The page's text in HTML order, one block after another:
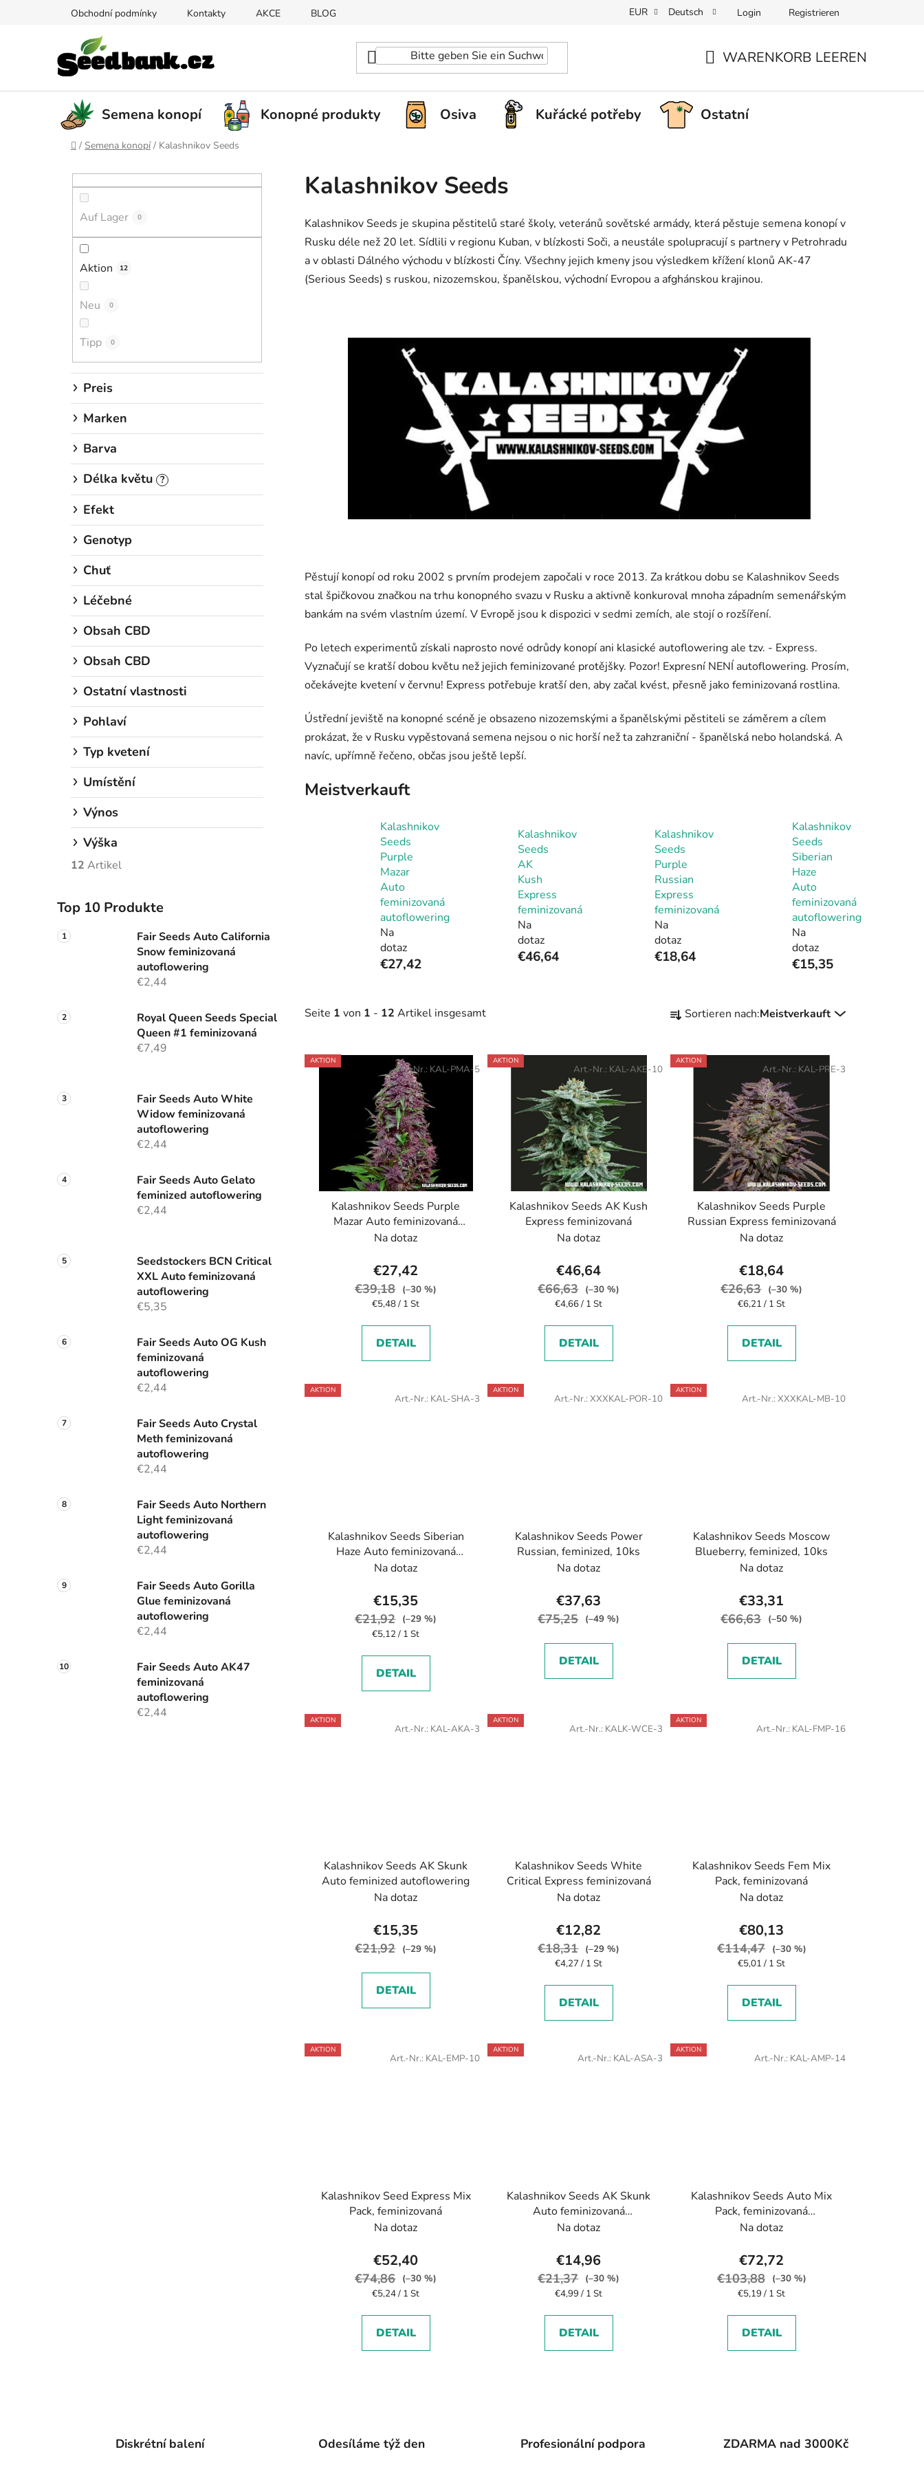
Obchodní podmínky Kontakty AKCE BLOG EUR Deutsch Login Registrieren
WARENKORB LEEREN
Semena konopí Konopné produkty Osiva Kuřácké potřeby Ostatní
Startseite
/ Semena konopí / Kalashnikov Seeds
Auf Lager 0
Aktion 12
Neu 0
Tipp 0
Preis
Marken
Barva
Délka květu ?
Efekt
Genotyp
Chuť
Léčebné
Obsah CBD
Obsah CBD
Ostatní vlastnosti
Pohlaví
Typ kvetení
Umístění
Výnos
Výška
12 Artikel
Top 10 Produkte
Fair Seeds Auto California
Snow feminizovaná
autoflowering
€2,44
Royal Queen Seeds Special
Queen #1 feminizovaná
€7,49
Fair Seeds Auto White
Widow feminizovaná
autoflowering
€2,44
Fair Seeds Auto Gelato
feminized autoflowering
€2,44
Seedstockers BCN Critical
XXL Auto feminizovaná
autoflowering
€5,35
Fair Seeds Auto OG Kush
feminizovaná
autoflowering
€2,44
Fair Seeds Auto Crystal
Meth feminizovaná
autoflowering
€2,44
Fair Seeds Auto Northern
Light feminizovaná
autoflowering
€2,44
Fair Seeds Auto Gorilla
Glue feminizovaná
autoflowering
€2,44
Fair Seeds Auto AK47
feminizovaná
autoflowering
€2,44
Kalashnikov Seeds
Kalashnikov Seeds je skupina pěstitelů staré školy, veteránů sovětské armády, která pěstuje semena konopí v
Rusku déle než 20 let. Sídlili v regionu Kuban, v blízkosti Soči, a neustále spolupracují s partnery v Petrohradu
a v oblasti Dálného východu v blízkosti Číny. Všechny jejich kmeny jsou výsledkem křížení klonů AK-47
(Serious Seeds) s ruskou, nizozemskou, španělskou, východní Evropou a afghánskou krajinou.
Pěstují konopí od roku 2002 s prvním prodejem započali v roce 2013. Za krátkou dobu se Kalashnikov Seeds
stal špičkovou značkou na trhu konopného svazu v Rusku a aktivně konkuroval mnoha západním semenářským
bankám na svém vlastním území. V Evropě jsou k dispozici v sedmi zemích, ale stojí o rozšíření.
Po letech experimentů získali naprosto nové odrůdy konopí ani klasické autoflowering ale tzv. - Express.
Vyznačují se kratší dobou květu než jejich feminizované protějšky. Pozor! Expresní NENÍ autoflowering. Prosím,
očekávejte kvetení v červnu! Express potřebuje kratší den, aby začal kvést, přesně jako feminizovaná rostlina.
Ústřední jeviště na konopné scéně je obsazeno nizozemskými a španělskými pěstiteli se záměrem a cílem
prokázat, že v Rusku vypěstovaná semena nejsou o nic horší než ta zahzraniční - španělská nebo holandská. A
navíc, upřímně řečeno, občas jsou ještě lepší.
Meistverkauft
Kalashnikov
Seeds
Purple
Mazar
Auto
feminizovaná
autoflowering
Na
dotaz
€27,42
Kalashnikov
Seeds
AK
Kush
Express
feminizovaná
Na
dotaz
€46,64
Kalashnikov
Seeds
Purple
Russian
Express
feminizovaná
Na
dotaz
€18,64
Kalashnikov
Seeds
Siberian
Haze
Auto
feminizovaná
autoflowering
Na
dotaz
€15,35
Seite 1 von 1 - 12 Artikel insgesamt
r
d
u
Sortieren nach:Meistverkauft
L
i
AKTION
Kalashnikov Seeds Purple
Mazar Auto feminizovaná
autoflowering
Na dotaz
€27,42
€39,18 (–30 %)
Verkaufspreis:
€5,48 / 1 St
DETAIL
Art.-Nr.: KAL-PMA-5
AKTION
Kalashnikov Seeds AK Kush
Express feminizovaná
Na dotaz
€46,64
€66,63 (–30 %)
Verkaufspreis:
€4,66 / 1 St
DETAIL
Art.-Nr.: KAL-AKE-10
AKTION
Kalashnikov Seeds Purple
Russian Express feminizovaná
Na dotaz
€18,64
€26,63 (–30 %)
Verkaufspreis:
€6,21 / 1 St
DETAIL
Art.-Nr.: KAL-PRE-3
AKTION
Kalashnikov Seeds Siberian
Haze Auto feminizovaná
autoflowering
Na dotaz
€15,35
€21,92 (–29 %)
Verkaufspreis:
€5,12 / 1 St
DETAIL
Art.-Nr.: KAL-SHA-3
AKTION
Kalashnikov Seeds Power
Russian, feminized, 10ks
Na dotaz
€37,63
€75,25 (–49 %)
DETAIL
Art.-Nr.: XXXKAL-POR-10
AKTION
Kalashnikov Seeds Moscow
Blueberry, feminized, 10ks
Na dotaz
€33,31
€66,63 (–50 %)
DETAIL
Art.-Nr.: XXXKAL-MB-10
AKTION
Kalashnikov Seeds AK Skunk
Auto feminized autoflowering
Na dotaz
€15,35
€21,92 (–29 %)
DETAIL
Art.-Nr.: KAL-AKA-3
AKTION
Kalashnikov Seeds White
Critical Express feminizovaná
Na dotaz
€12,82
€18,31 (–29 %)
Verkaufspreis:
€4,27 / 1 St
DETAIL
Art.-Nr.: KALK-WCE-3
AKTION
Kalashnikov Seeds Fem Mix
Pack, feminizovaná
Na dotaz
€80,13
€114,47
(–30 %)
Verkaufspreis:
€5,01 / 1 St
DETAIL
Art.-Nr.: KAL-FMP-16
AKTION
Kalashnikov Seed Express Mix
Pack, feminizovaná
Na dotaz
€52,40
€74,86 (–30 %)
Verkaufspreis:
€5,24 / 1 St
DETAIL
Art.-Nr.: KAL-EMP-10
AKTION
Kalashnikov Seeds AK Skunk
Auto feminizovaná
autoflowering
Na dotaz
€14,96
€21,37 (–30 %)
Verkaufspreis:
€4,99 / 1 St
DETAIL
Art.-Nr.: KAL-ASA-3
AKTION
Kalashnikov Seeds Auto Mix
Pack, feminizovaná
autoflowering
Na dotaz
€72,72
€103,88
(–30 %)
Verkaufspreis:
€5,19 / 1 St
DETAIL
Art.-Nr.: KAL-AMP-14
e
Diskrétní balení Odesíláme týž den Profesionální podpora ZDARMA nad 3000Kč